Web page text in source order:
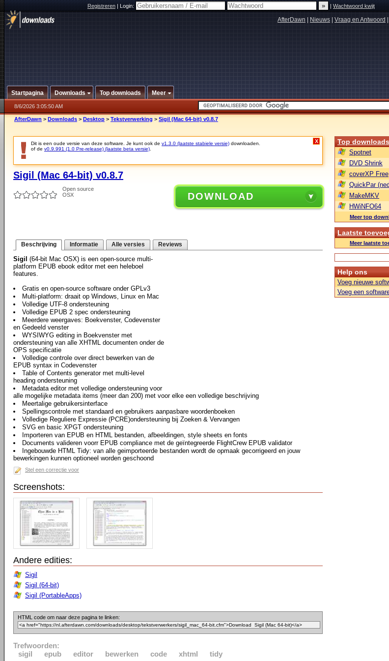
Registreren|Login: |Wachtwoord kwijt
AfterDawn Nieuws Vraag en Antwoord
Startpagina Downloads Top downloads Meer
8/6/2026 3:05:50 AM
AfterDawn > Downloads > Desktop > Tekstverwerking > Sigil (Mac 64-bit) v0.8.7
Dit is een oude versie van deze software. Je kunt ook de v1.3.0 (laatste stabiele versie) downloaden.
of de v0.9.991 (1.0 Pre-release) (laatste beta versie)
X
Sigil (Mac 64-bit) v0.8.7
Open source
OSX
DOWNLOAD
Beschrijving Informatie Alle versies Reviews
Sigil (64-bit Mac OSX) is een open-source multi-
platform EPUB ebook editor met een heleboel
features.
Gratis en open-source software onder GPLv3
Multi-platform: draait op Windows, Linux en Mac
Volledige UTF-8 ondersteuning
Volledige EPUB 2 spec ondersteuning
Meerdere weergaves: Boekvenster, Codevenster
en Gedeeld venster
WYSIWYG editing in Boekvenster met
ondersteuning van alle XHTML documenten onder de
OPS specificatie
Volledige controle over direct bewerken van de
EPUB syntax in Codevenster
Table of Contents generator met multi-level
heading ondersteuning
Metadata editor met volledige ondersteuning voor
alle mogelijke metadata items (meer dan 200) met voor elke een volledige beschrijving
Meertalige gebruikersinterface
Spellingscontrole met standaard en gebruikers aanpasbare woordenboeken
Volledige Reguliere Expressie (PCRE)ondersteuning bij Zoeken & Vervangen
SVG en basic XPGT ondersteuning
Importeren van EPUB en HTML bestanden, afbeeldingen, style sheets en fonts
Documents valideren voorr EPUB compliance met de geïntegreerde FlightCrew EPUB validator
Ingebouwde HTML Tidy: van alle geimporteerde bestanden wordt de opmaak gecorrigeerd en jouw
bewerkingen kunnen optioneel worden geschoond
Stel een correctie voor
Screenshots:
Andere edities:
Sigil
Sigil (64-bit)
Sigil (PortableApps)
HTML code om naar deze pagina te linken:
Trefwoorden:
sigil
epub editor bewerken code xhtml tidy
Top downloads
Spotnet
DVD Shrink
coverXP Free
QuickPar
MakeMKV
HWiNFO64
Meer top
Laatste
Meer laatste
Help ons
Voeg nieuwe
Voeg een